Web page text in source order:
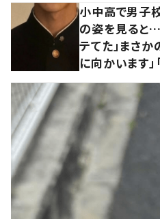
小中高で男子
の姿を見ると
テてた」まさ
に向かいます」